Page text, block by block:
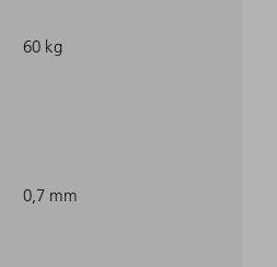
60 kg
0,7 mm